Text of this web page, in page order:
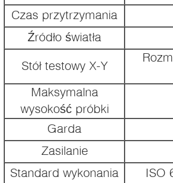
Czas przytrzymania
Źródło światła
Stół testowy X-Y
Maksymalna
wysokość próbki
Garda
Zasilanie
Standard wykonania
ISO